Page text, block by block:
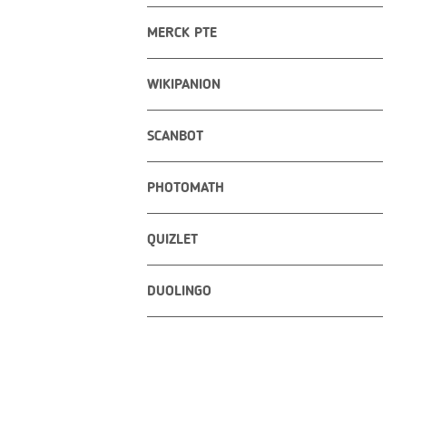
MERCK PTE
WIKIPANION
SCANBOT
PHOTOMATH
QUIZLET
DUOLINGO